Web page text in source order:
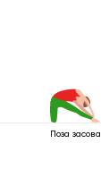
Поза засова